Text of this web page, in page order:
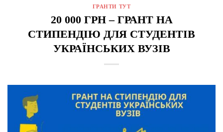
ГРАНТИ ТУТ
20 000 ГРН – ГРАНТ НА
СТИПЕНДІЮ ДЛЯ СТУДЕНТІВ
УКРАЇНСЬКИХ ВУЗІВ